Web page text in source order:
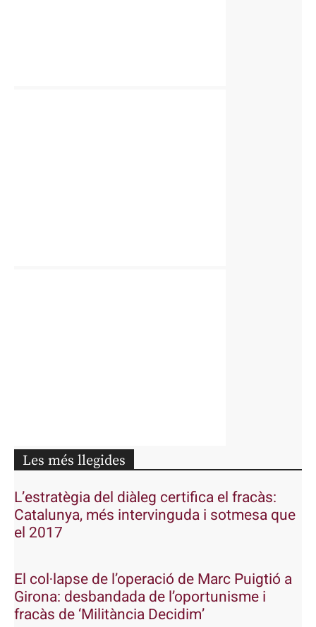
Les més llegides
L’estratègia del diàleg certifica el fracàs:
Catalunya, més intervinguda i sotmesa que
el 2017
El col·lapse de l’operació de Marc Puigtió a
Girona: desbandada de l’oportunisme i
fracàs de ‘Militància Decidim’